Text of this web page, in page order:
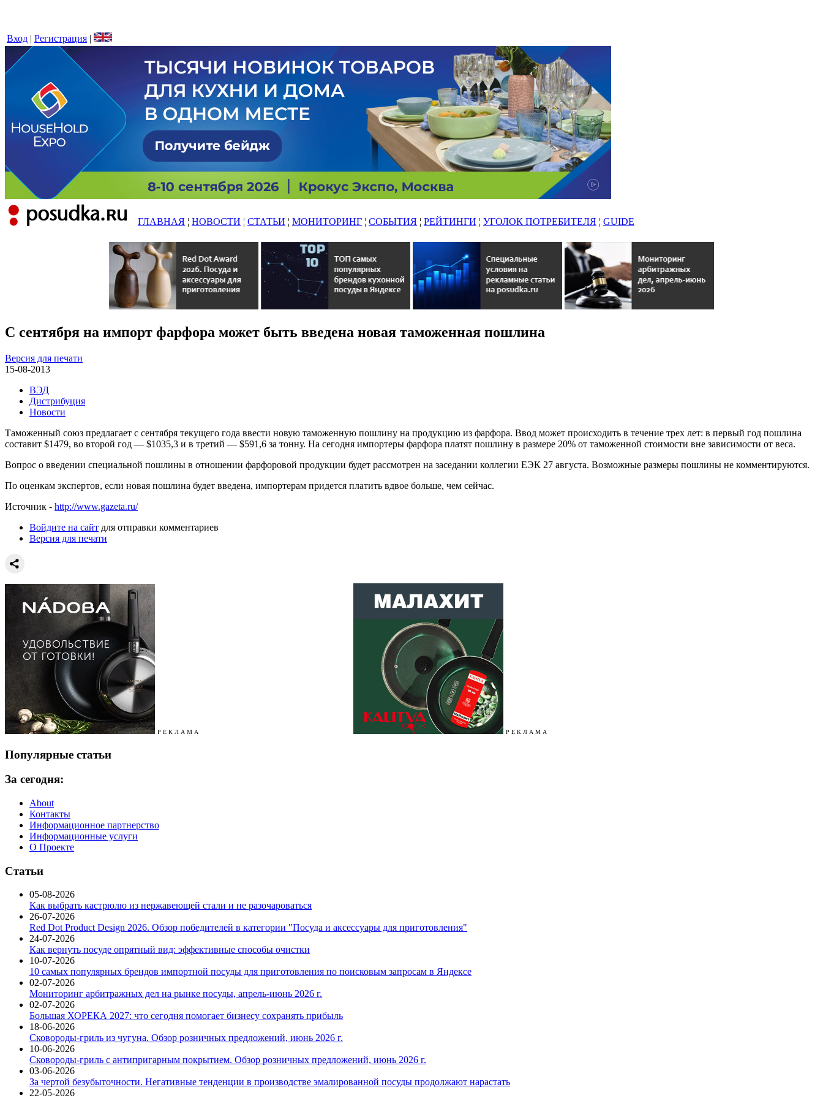
Вход | Регистрация |
ГЛАВНАЯ ¦ НОВОСТИ ¦ СТАТЬИ ¦ МОНИТОРИНГ ¦ СОБЫТИЯ ¦ РЕЙТИНГИ ¦ УГОЛОК ПОТРЕБИТЕЛЯ ¦ GUIDE
С сентября на импорт фарфора может быть введена новая таможенная пошлина
Версия для печати
15-08-2013
ВЭД
Дистрибуция
Новости
Таможенный союз предлагает с сентября текущего года ввести новую таможенную пошлину на продукцию из фарфора. Ввод может происходить в течение трех лет: в первый год пошлина
составит $1479, во второй год — $1035,3 и в третий — $591,6 за тонну. На сегодня импортеры фарфора платят пошлину в размере 20% от таможенной стоимости вне зависимости от веса.
Вопрос о введении специальной пошлины в отношении фарфоровой продукции будет рассмотрен на заседании коллегии ЕЭК 27 августа. Возможные размеры пошлины не комментируются.
По оценкам экспертов, если новая пошлина будет введена, импортерам придется платить вдвое больше, чем сейчас.
Источник - http://www.gazeta.ru/
Войдите на сайт для отправки комментариев
Версия для печати
Р Е К Л А М А Р Е К Л А М А
Популярные статьи
За сегодня:
About
Контакты
Информационное партнерство
Информационные услуги
О Проекте
Статьи
05-08-2026
Как выбрать кастрюлю из нержавеющей стали и не разочароваться
26-07-2026
Red Dot Product Design 2026. Обзор победителей в категории "Посуда и аксессуары для приготовления"
24-07-2026
Как вернуть посуде опрятный вид: эффективные способы очистки
10-07-2026
10 самых популярных брендов импортной посуды для приготовления по поисковым запросам в Яндексе
02-07-2026
Мониторинг арбитражных дел на рынке посуды, апрель-июнь 2026 г.
02-07-2026
Большая ХОРЕКА 2027: что сегодня помогает бизнесу сохранять прибыль
18-06-2026
Сковороды-гриль из чугуна. Обзор розничных предложений, июнь 2026 г.
10-06-2026
Сковороды-гриль с антипригарным покрытием. Обзор розничных предложений, июнь 2026 г.
03-06-2026
За чертой безубыточности. Негативные тенденции в производстве эмалированной посуды продолжают нарастать
22-05-2026